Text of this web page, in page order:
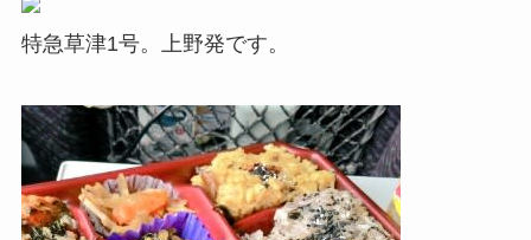
特急草津1号。上野発です。